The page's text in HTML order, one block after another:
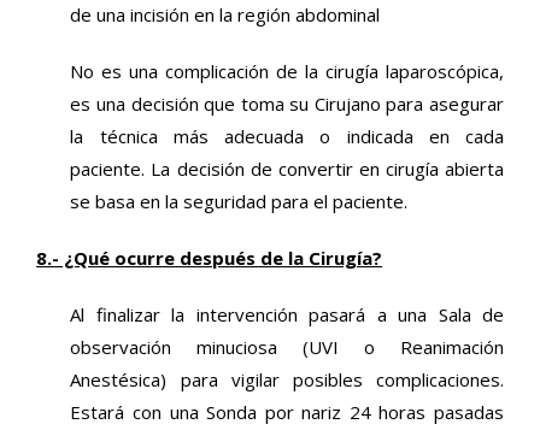
de una incisión en la región abdominal
No es una complicación de la cirugía laparoscópica,
es una decisión que toma su Cirujano para asegurar
la técnica más adecuada o indicada en cada
paciente. La decisión de convertir en cirugía abierta
se basa en la seguridad para el paciente.
8.- ¿Qué ocurre después de la Cirugía?
Al finalizar la intervención pasará a una Sala de
observación minuciosa (UVI o Reanimación
Anestésica) para vigilar posibles complicaciones.
Estará con una Sonda por nariz 24 horas pasadas